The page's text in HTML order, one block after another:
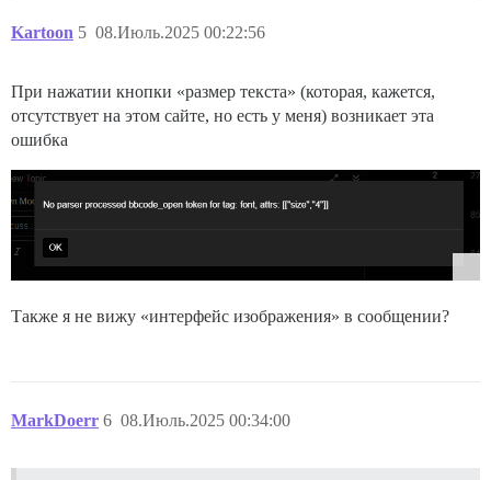
Kartoon 08.Июль.2025 00:22:56
5
При нажатии кнопки «размер текста» (которая, кажется,
отсутствует на этом сайте, но есть у меня) возникает эта
ошибка
Также я не вижу «интерфейс изображения» в сообщении?
MarkDoerr 08.Июль.2025 00:34:00
6